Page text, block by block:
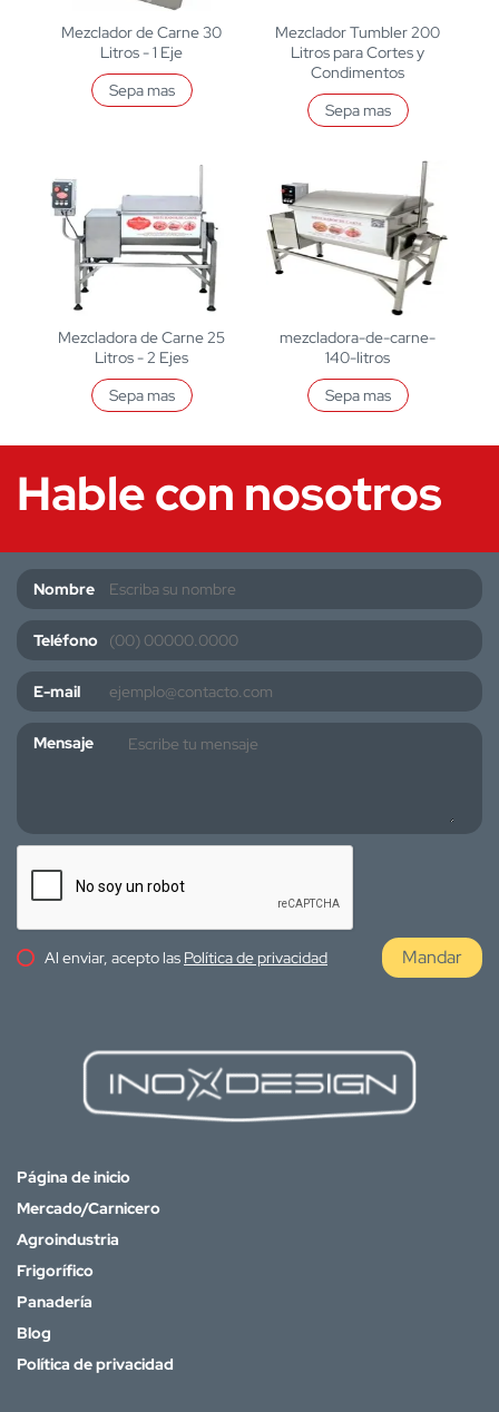
Mezclador de Carne 30
Litros - 1 Eje
Sepa mas
Mezclador Tumbler 200
Litros para Cortes y
Condimentos
Sepa mas
Mezcladora de Carne 25
Litros - 2 Ejes
Sepa mas
mezcladora-de-carne-
140-litros
Sepa mas
Hable con nosotros
Nombre
Teléfono
E-mail
Mensaje
Al enviar, acepto las Política de privacidad Mandar
Página de inicio
Mercado/Carnicero
Agroindustria
Frigorífico
Panadería
Blog
Política de privacidad